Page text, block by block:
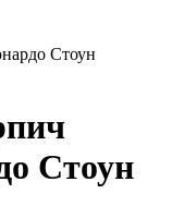
Стоун
Стоун